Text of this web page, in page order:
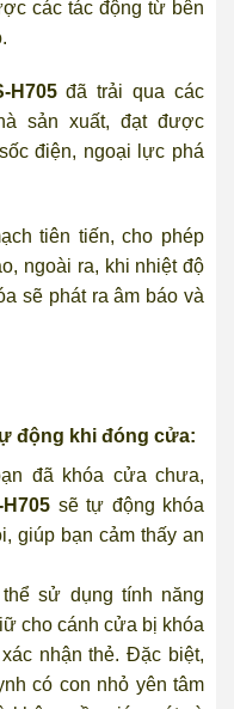
các tác động từ bên
H705đã trải qua các
sản xuất, đạt được
điện, ngoại lực phá
tiên tiến, cho phép
ngoài ra, khi nhiệt độ
sẽ phát ra âm báo và
động khi đóng cửa:
đã khóa cửa chưa,
sẽ tự động khóa
giúp bạn cảm thấy an
sử dụng tính năng
cho cánh cửa bị khóa
nhận thẻ. Đặc biệt,
có con nhỏ yên tâm